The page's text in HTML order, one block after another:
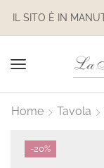
Home Tavola
-20%